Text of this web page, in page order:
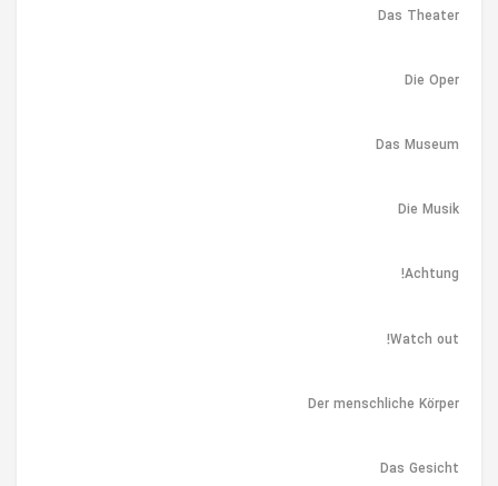
Das Theater
Die Oper
Das Museum
Die Musik
Achtung!
Watch out!
Der menschliche Körper
Das Gesicht